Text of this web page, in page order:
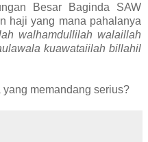
Besar Baginda SAW
haji yang mana pahalanya
walhamdullilah walaillah
kuawataiilah billahil
memandang serius?